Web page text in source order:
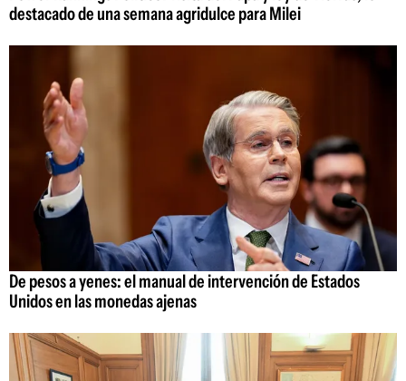
destacado de una semana agridulce para Milei
De pesos a yenes: el manual de intervención de Estados
Unidos en las monedas ajenas